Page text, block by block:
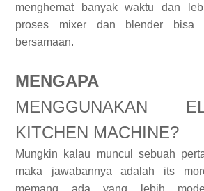
menghemat banyak waktu dan
proses mixer dan blender bisa
bersamaan.
MENGAPA
MENGGUNAKAN
KITCHEN MACHINE?
Mungkin kalau muncul sebuah
maka jawabannya adalah its
memang ada yang lebih